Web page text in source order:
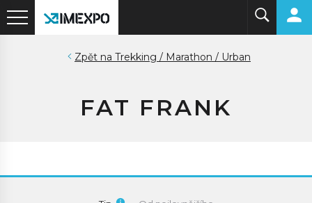
Trekking / Marathon / Urban
FAT FRANK